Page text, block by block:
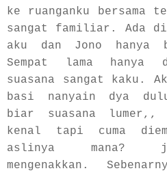
ke ruanganku bersama
sangat familiar. Ada
aku dan Jono hanya
Sempat lama hanya
suasana sangat kaku.
basi nanyain dya
biar suasana lumer,,
kenal tapi cuma
aslinya mana?
mengenakkan.